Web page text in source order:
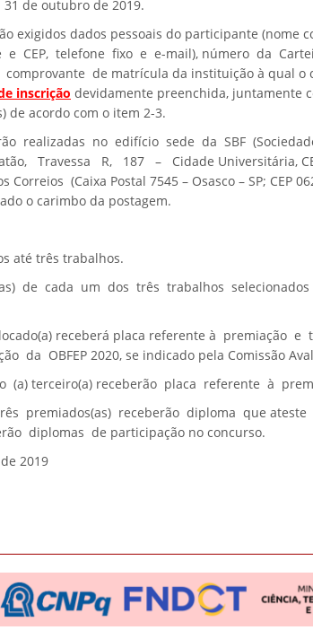
31 de outubro de 2019.
exigidos dados pessoais do participante (nome
e CEP, telefone fixo e e-mail), número da
de matrícula da instituição à qual o
inscrição devidamente preenchida, juntamente
de acordo com o item 2-3.
realizadas no edifício sede da SBF
Travessa R, 187 – Cidade Universitária,
Correios (Caixa Postal 7545 – Osasco – SP; CEP
o carimbo da postagem.
até três trabalhos.
de cada um dos três trabalhos selecionados
receberá placa referente à premiação e
da OBFEP 2020, se indicado pela Comissão
(a) terceiro(a) receberão placa referente à
premiados(as) receberão diploma que
diplomas de participação no concurso.
2019